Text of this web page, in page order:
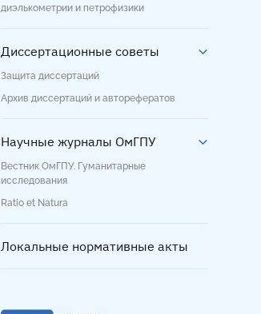
диэлькометрии и петрофизики
Диссертационные советы
Защита диссертаций
Архив диссертаций и авторефератов
Научные журналы ОмГПУ
Вестник ОмГПУ. Гуманитарные
исследования
Ratio et Natura
Локальные нормативные акты